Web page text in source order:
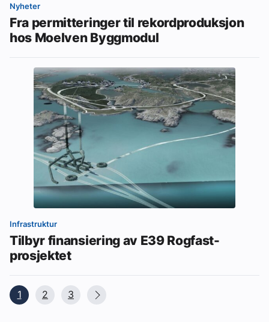
Nyheter
Fra permitteringer til rekordproduksjon
hos Moelven Byggmodul
Infrastruktur
Tilbyr finansiering av E39 Rogfast-
prosjektet
1 2 3